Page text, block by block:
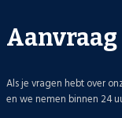
Aanvraag
Als je vragen hebt over
en we nemen binnen 24